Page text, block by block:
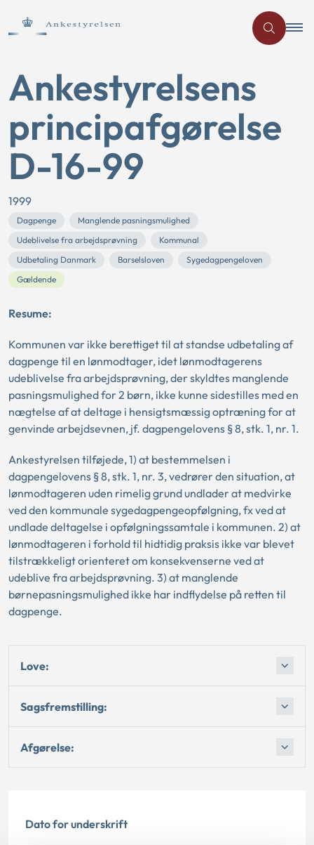
Ankestyrelsens
principafgørelse
D-16-99
1999
Dagpenge
Manglende pasningsmulighed
Udeblivelse fra arbejdsprøvning
Kommunal
Udbetaling Danmark
Barselsloven
Sygedagpengeloven
Gældende
Resume:
Kommunen var ikke berettiget til at standse udbetaling af
dagpenge til en lønmodtager, idet lønmodtagerens
udeblivelse fra arbejdsprøvning, der skyldtes manglende
pasningsmulighed for 2 børn, ikke kunne sidestilles med en
nægtelse af at deltage i hensigtsmæssig optræning for at
genvinde arbejdsevnen, jf. dagpengelovens § 8, stk. 1, nr. 1.
Ankestyrelsen tilføjede, 1) at bestemmelsen i
dagpengelovens § 8, stk. 1, nr. 3, vedrører den situation, at
lønmodtageren uden rimelig grund undlader at medvirke
ved den kommunale sygedagpengeopfølgning, fx ved at
undlade deltagelse i opfølgningssamtale i kommunen. 2) at
lønmodtageren i forhold til hidtidig praksis ikke var blevet
tilstrækkeligt orienteret om konsekvenserne ved at
udeblive fra arbejdsprøvning. 3) at manglende
børnepasningsmulighed ikke har indflydelse på retten til
dagpenge.
Love:
Sagsfremstilling:
Afgørelse:
Dato for underskrift